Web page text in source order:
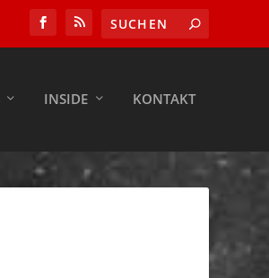
INSIDE KONTAKT